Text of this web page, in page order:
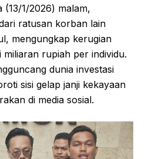
(13/1/2026) malam,
ratusan korban lain
mengungkap kerugian
rupiah per individu.
dunia investasi
sisi gelap janji kekayaan
di media sosial.